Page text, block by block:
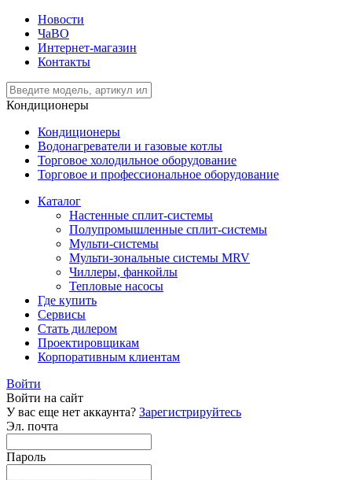
Новости
ЧаВО
Интернет-магазин
Контакты
Кондиционеры
Кондиционеры
Водонагреватели и газовые котлы
Торговое холодильное оборудование
Торговое и профессиональное оборудование
Каталог
Настенные сплит-системы
Полупромышленные сплит-системы
Мульти-системы
Мульти-зональные системы MRV
Чиллеры, фанкойлы
Тепловые насосы
Где купить
Сервисы
Стать дилером
Проектировщикам
Корпоративным клиентам
Войти
Войти на сайт
У вас еще нет аккаунта? Зарегистрируйтесь
Эл. почта
Пароль